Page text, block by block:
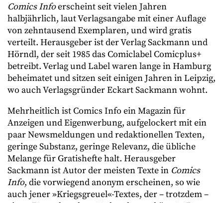
Comics Infoerscheint seit vielen Jahren
halbjährlich, laut Verlagsangabe mit einer Auflage
von zehntausend Exemplaren, und wird gratis
verteilt. Herausgeber ist der Verlag Sackmann und
Hörndl, der seit 1985 das Comiclabel Comicplus+
betreibt. Verlag und Label waren lange in Hamburg
beheimatet und sitzen seit einigen Jahren in Leipzig,
wo auch Verlagsgründer Eckart Sackmann wohnt.
Mehrheitlich ist Comics Info ein Magazin für
Anzeigen und Eigenwerbung, aufgelockert mit ein
paar Newsmeldungen und redaktionellen Texten,
geringe Substanz, geringe Relevanz, die übliche
Melange für Gratishefte halt. Herausgeber
Sackmann ist Autor der meisten Texte in Comics
Info, die vorwiegend anonym erscheinen, so wie
auch jener »Kriegsgreuel«-Textes, der – trotzdem –